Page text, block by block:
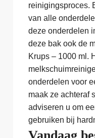
reinigingsproces.
van alle
deze onderdelen
deze bak ook de
Krups – 1000 ml.
onderdelen voor
maak ze achteraf
adviseren u om
gebruiken bij